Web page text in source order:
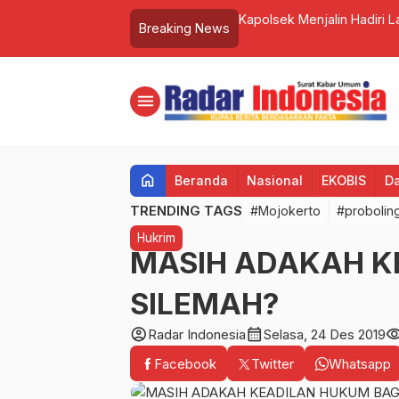
Breaking News
Makan Bergizi Gratis, Wujud
Polres Merangin
menu
home Beranda Nasional EKOBIS
TRENDING TAGS #Mojokerto
Hukrim
MASIH ADAKAH
SILEMAH?
account_circleRadar Indonesiacalendar_monthSelasa, 24 Des 2019
Facebook
Twitter Whatsapp